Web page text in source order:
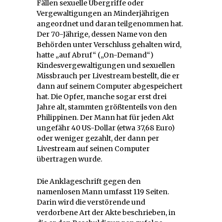
Fällen sexuelle Übergriffe oder
Vergewaltigungen an Minderjährigen
angeordnet und daran teilgenommen hat.
Der 70-Jährige, dessen Name von den
Behörden unter Verschluss gehalten wird,
hatte „auf Abruf“ („On-Demand“)
Kindesvergewaltigungen und sexuellen
Missbrauch per Livestream bestellt, die er
dann auf seinem Computer abgespeichert
hat. Die Opfer, manche sogar erst drei
Jahre alt, stammten größtenteils von den
Philippinen. Der Mann hat für jeden Akt
ungefähr 40 US-Dollar (etwa 37,68 Euro)
oder weniger gezahlt, der dann per
Livestream auf seinen Computer
übertragen wurde.
Die Anklageschrift gegen den
namenlosen Mann umfasst 119 Seiten.
Darin wird die verstörende und
verdorbene Art der Akte beschrieben, in